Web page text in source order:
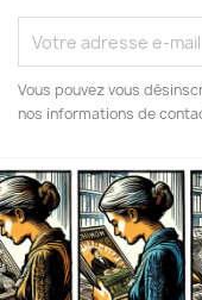
Vous pouvez vous
nos informations de